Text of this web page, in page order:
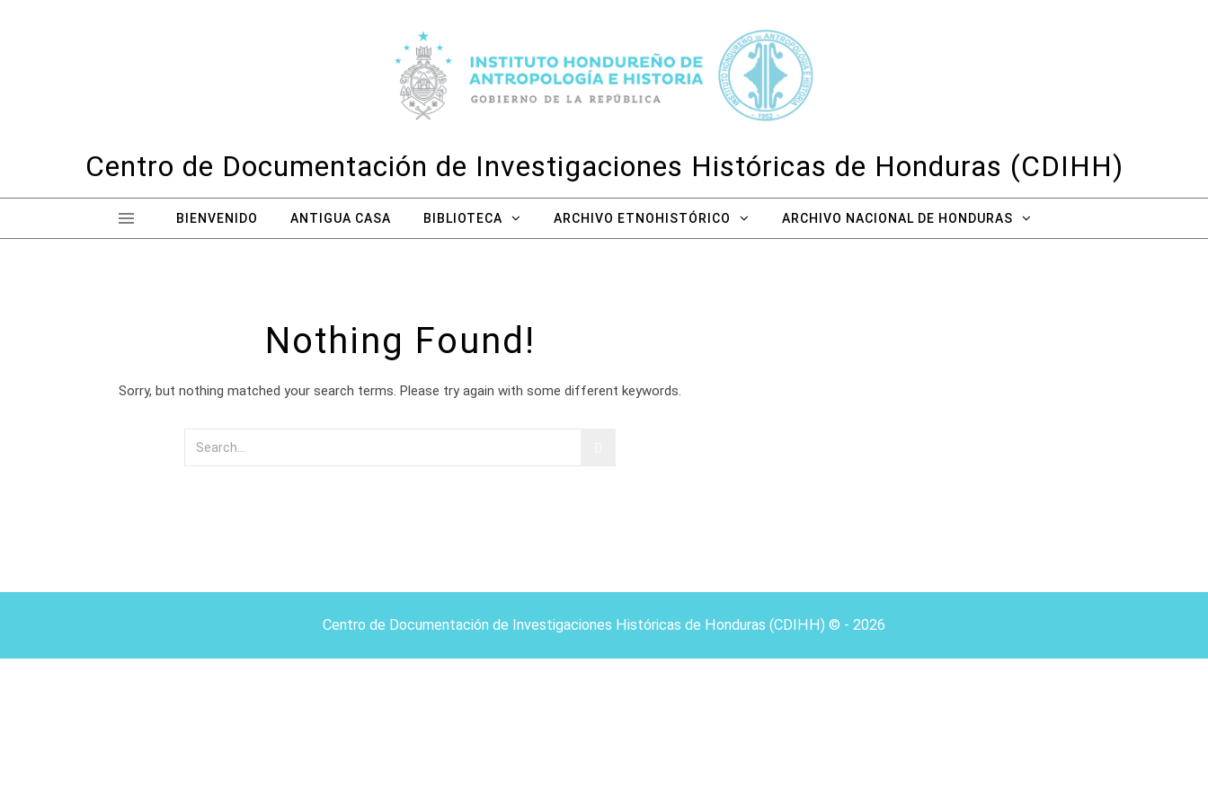
Centro de Documentación de Investigaciones Históricas de Honduras (CDIHH)
BIENVENIDO ANTIGUA CASA BIBLIOTECA ARCHIVO ETNOHISTÓRICO ARCHIVO NACIONAL DE HONDURAS
Nothing Found!
Sorry, but nothing matched your search terms. Please try again with some different keywords.
Centro de Documentación de Investigaciones Históricas de Honduras (CDIHH) © - 2026